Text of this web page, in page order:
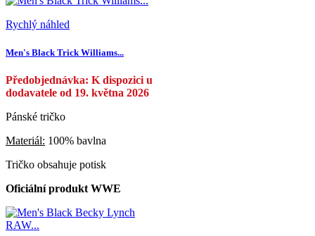
Rychlý náhled
Men's Black Trick Williams...
Předobjednávka: K dispozici u
dodavatele od 19. května 2026
Pánské tričko
Materiál: 100% bavlna
Tričko obsahuje potisk
Oficiální produkt WWE